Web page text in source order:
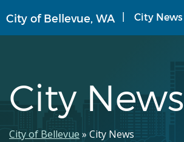
al
contenido
City of Bellevue, WA City News
City News
City of Bellevue City News